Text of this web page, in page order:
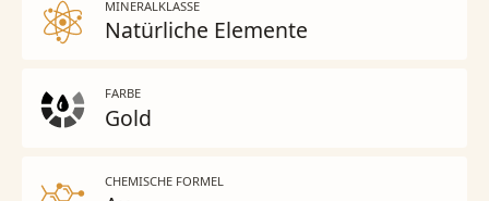
MINERALKLASSE
Natürliche Elemente
FARBE
Gold
CHEMISCHE FORMEL